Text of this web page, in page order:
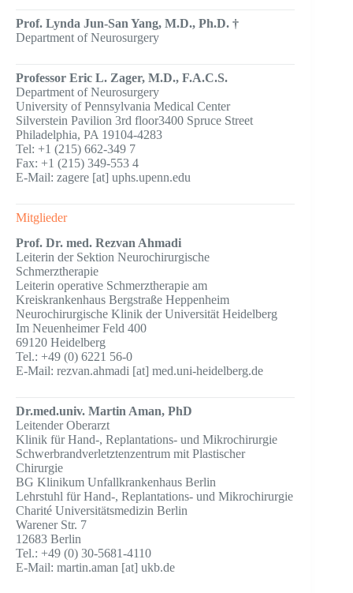
Prof. Lynda Jun-San Yang, M.D., Ph.D. †
Department of Neurosurgery
Professor Eric L. Zager, M.D., F.A.C.S.
Department of Neurosurgery
University of Pennsylvania Medical Center
Silverstein Pavilion 3rd floor3400 Spruce Street
Philadelphia, PA 19104-4283
Tel: +1 (215) 662-349 7
Fax: +1 (215) 349-553 4
E-Mail: zagere [at] uphs.upenn.edu
Mitglieder
Prof. Dr. med. Rezvan Ahmadi
Leiterin der Sektion Neurochirurgische
Schmerztherapie
Leiterin operative Schmerztherapie am
Kreiskrankenhaus Bergstraße Heppenheim
Neurochirurgische Klinik der Universität Heidelberg
Im Neuenheimer Feld 400
69120 Heidelberg
Tel.: +49 (0) 6221 56-0
E-Mail: rezvan.ahmadi [at] med.uni-heidelberg.de
Dr.med.univ. Martin Aman, PhD
Leitender Oberarzt
Klinik für Hand-, Replantations- und Mikrochirurgie
Schwerbrandverletztenzentrum mit Plastischer
Chirurgie
BG Klinikum Unfallkrankenhaus Berlin
Lehrstuhl für Hand-, Replantations- und Mikrochirurgie
Charité Universitätsmedizin Berlin
Warener Str. 7
12683 Berlin
Tel.: +49 (0) 30-5681-4110
E-Mail: martin.aman [at] ukb.de